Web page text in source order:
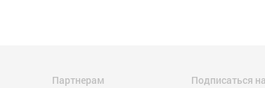
Партнерам Подписаться